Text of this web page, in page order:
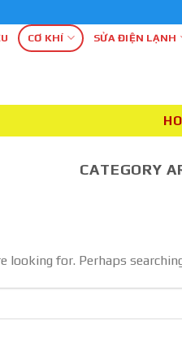
CƠ KHÍ SỬA ĐIỆN LẠNH
CATEGORY
looking for. Perhaps